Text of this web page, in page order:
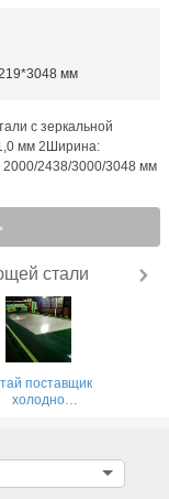
мм
с зеркальной
мм 2Ширина:
2000/2438/3000/3048 мм
стали
поставщик
холодно
AISI-201